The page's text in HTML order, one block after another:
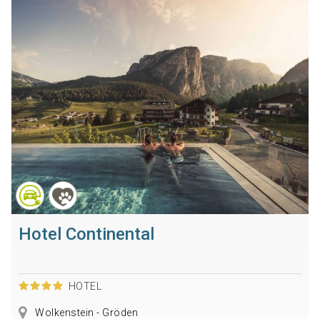
Hotel Continental
HOTEL
Wolkenstein - Gröden